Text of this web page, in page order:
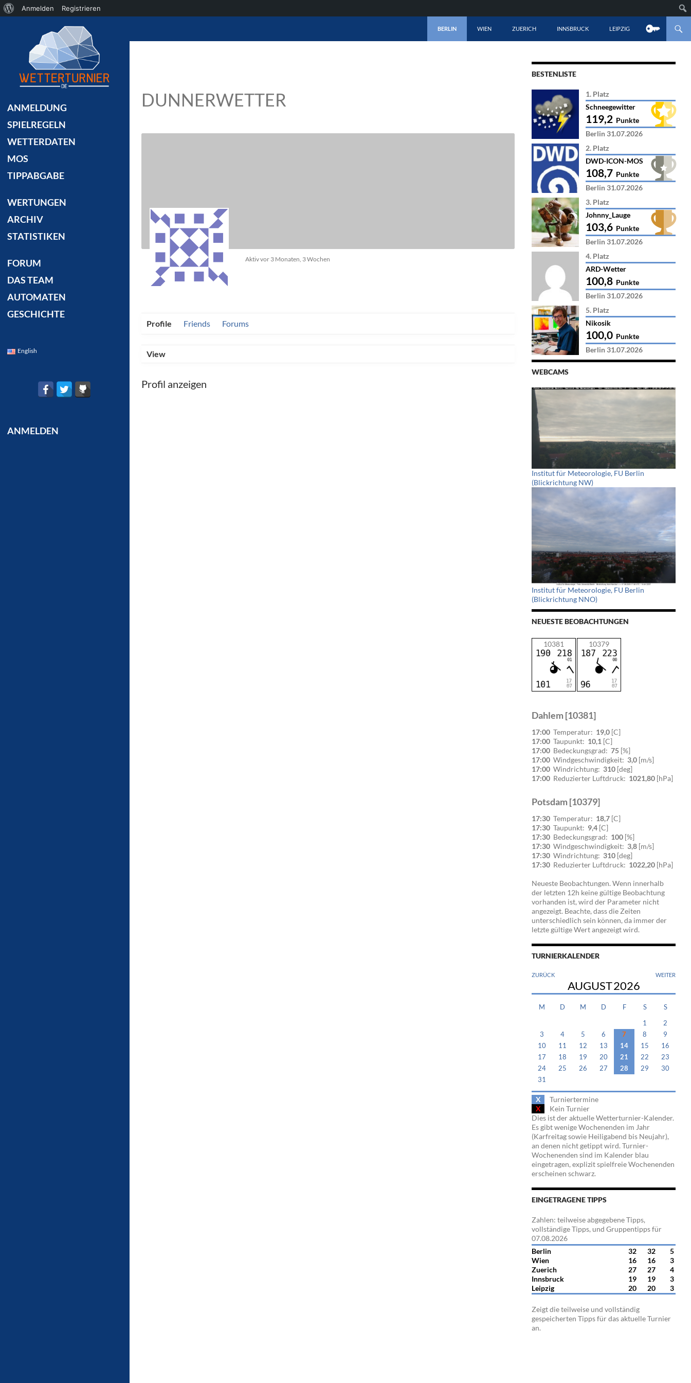
BERLIN
WIEN ZUERICH INNSBRUCK LEIPZIG
DUNNERWETTER
Aktiv vor 3 Monaten, 3 Wochen
Profile Friends Forums
View
Profil anzeigen
BESTENLISTE
1. Platz
Schneegewitter
119,2 Punkte
Berlin 31.07.2026
2. Platz
DWD-ICON-MOS
108,7 Punkte
Berlin 31.07.2026
3. Platz
Johnny_Lauge
103,6 Punkte
Berlin 31.07.2026
4. Platz
ARD-Wetter
100,8 Punkte
Berlin 31.07.2026
5. Platz
Nikosik
100,0 Punkte
Berlin 31.07.2026
WEBCAMS
Institut für Meteorologie, FU Berlin
(Blickrichtung NW)
Institut für Meteorologie, FU Berlin
(Blickrichtung NNO)
NEUESTE BEOBACHTUNGEN
10381 10379
Dahlem [10381]
17:00 Temperatur: 19,0 [C]
17:00 Taupunkt: 10,1 [C]
17:00 Bedeckungsgrad: 75 [%]
17:00 Windgeschwindigkeit: 3,0 [m/s]
17:00 Windrichtung: 310 [deg]
17:00 Reduzierter Luftdruck: 1021,80 [hPa]
Potsdam [10379]
17:30 Temperatur: 18,7 [C]
17:30 Taupunkt: 9,4 [C]
17:30 Bedeckungsgrad: 100 [%]
17:30 Windgeschwindigkeit: 3,8 [m/s]
17:30 Windrichtung: 310 [deg]
17:30 Reduzierter Luftdruck: 1022,20 [hPa]
Neueste Beobachtungen. Wenn innerhalb
der letzten 12h keine gültige Beobachtung
vorhanden ist, wird der Parameter nicht
angezeigt. Beachte, dass die Zeiten
unterschiedlich sein können, da immer der
letzte gültige Wert angezeigt wird.
TURNIERKALENDER
ZURÜCK WEITER
AUGUST2026
M D M D F S S
1
2
3
4 5 6 7 8
9
10
11 12 13 14 15
16
17
18 19 20 21 22
23
24
25 26 27 28 29
30
31
X
Turniertermine
X
Kein Turnier
Dies ist der aktuelle Wetterturnier-Kalender.
Es gibt wenige Wochenenden im Jahr
(Karfreitag sowie Heiligabend bis Neujahr),
an denen nicht getippt wird. Turnier-
Wochenenden sind im Kalender blau
eingetragen, explizit spielfreie Wochenenden
erscheinen schwarz.
EINGETRAGENE TIPPS
Zahlen: teilweise abgegebene Tipps,
vollständige Tipps, und Gruppentipps für
07.08.2026
Berlin
32 32
5
Wien
16 16
3
Zuerich
27 27
4
Innsbruck
19 19
3
Leipzig
20 20 3
Zeigt die teilweise und vollständig
gespeicherten Tipps für das aktuelle Turnier
an.
ANMELDUNG
SPIELREGELN
WETTERDATEN
MOS
TIPPABGABE
WERTUNGEN
ARCHIV
STATISTIKEN
FORUM
DAS TEAM
AUTOMATEN
GESCHICHTE
English
ANMELDEN
Über
Anmelden Registrieren